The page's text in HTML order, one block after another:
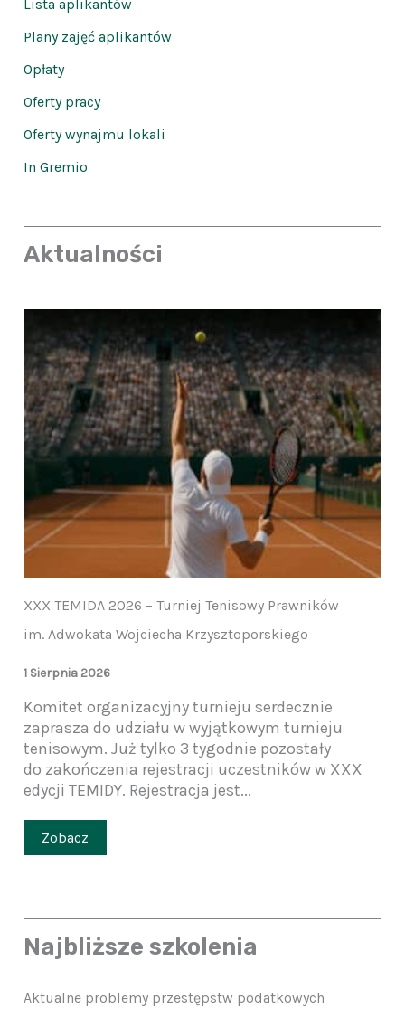
Lista aplikantów
Plany zajęć aplikantów
Opłaty
Oferty pracy
Oferty wynajmu lokali
In Gremio
Aktualności
XXX TEMIDA 2026 – Turniej Tenisowy Prawników
im. Adwokata Wojciecha Krzysztoporskiego
1 Sierpnia 2026
Komitet organizacyjny turnieju serdecznie
zaprasza do udziału w wyjątkowym turnieju
tenisowym. Już tylko 3 tygodnie pozostały
do zakończenia rejestracji uczestników w XXX
edycji TEMIDY. Rejestracja jest...
Zobacz
Najbliższe szkolenia
Aktualne problemy przestępstw podatkowych